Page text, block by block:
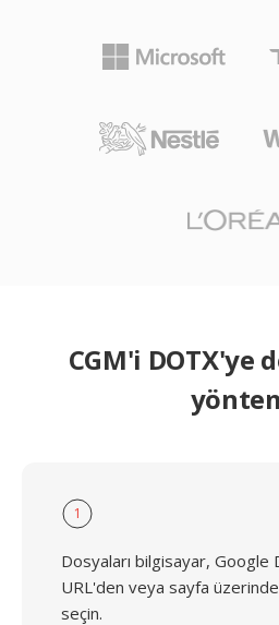
CGM'i DOTX'ye
1
Dosyaları bilgisayar,
URL'den veya sayfa
seçin.